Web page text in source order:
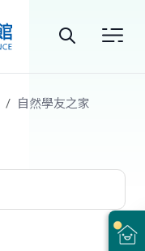
站
自然學友之家